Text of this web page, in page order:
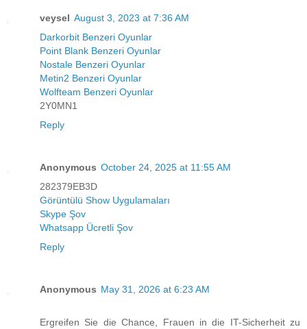
veysel August 3, 2023 at 7:36 AM
Darkorbit Benzeri Oyunlar
Point Blank Benzeri Oyunlar
Nostale Benzeri Oyunlar
Metin2 Benzeri Oyunlar
Wolfteam Benzeri Oyunlar
2Y0MN1
Reply
Anonymous October 24, 2025 at 11:55 AM
282379EB3D
Görüntülü Show Uygulamaları
Skype Şov
Whatsapp Ücretli Şov
Reply
Anonymous May 31, 2026 at 6:23 AM
Ergreifen Sie die Chance, Frauen in die IT-Sicherheit zu